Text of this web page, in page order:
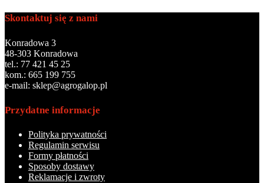
Skontaktuj się z nami
Konradowa 3
48-303 Konradowa
tel.: 77 421 45 25
kom.: 665 199 755
e-mail: sklep@agrogalop.pl
Przydatne informacje
Polityka prywatności
Regulamin serwisu
Formy płatności
Sposoby dostawy
Reklamacje i zwroty